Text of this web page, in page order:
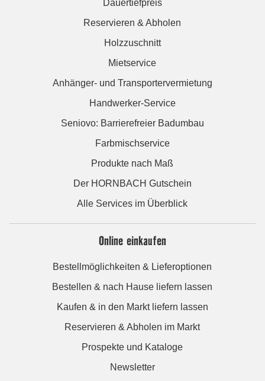
Dauertiefpreis
Reservieren & Abholen
Holzzuschnitt
Mietservice
Anhänger- und Transportervermietung
Handwerker-Service
Seniovo: Barrierefreier Badumbau
Farbmischservice
Produkte nach Maß
Der HORNBACH Gutschein
Alle Services im Überblick
Online einkaufen
Bestellmöglichkeiten & Lieferoptionen
Bestellen & nach Hause liefern lassen
Kaufen & in den Markt liefern lassen
Reservieren & Abholen im Markt
Prospekte und Kataloge
Newsletter